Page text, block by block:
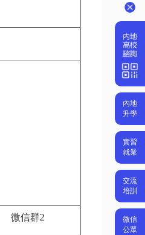
微信群2
內地
升學
實習
就業
交流
培訓
微信
公眾